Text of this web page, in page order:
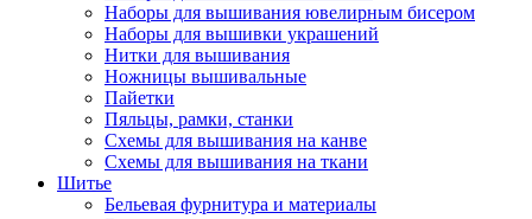
Наборы для вышивания ювелирным бисером
Наборы для вышивки украшений
Нитки для вышивания
Ножницы вышивальные
Пайетки
Пяльцы, рамки, станки
Схемы для вышивания на канве
Схемы для вышивания на ткани
Шитье
Бельевая фурнитура и материалы